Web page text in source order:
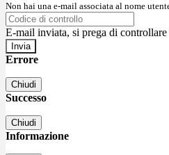
Non hai una e-mail associata al nome
E-mail inviata, si prega di
Errore
Chiudi
Successo
Chiudi
Informazione